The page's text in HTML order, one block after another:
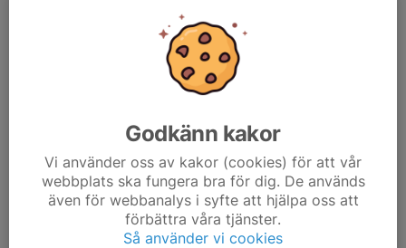
Hej alla distrikt och klubbar,
Hoppas ni har det bra i sommarvärmen.
Nu är det möjligt att boka era tränare för
Läs mer
Godkänn kakor
Vi använder oss av kakor (cookies) för att vår
webbplats ska fungera bra för dig. De används
även för webbanalys i syfte att hjälpa oss att
förbättra våra tjänster.
Så använder vi cookies